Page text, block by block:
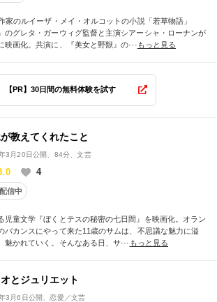
家のルイーザ・メイ・オルコットの小説「若草物語」
のグレタ・ガーウィグ監督と主演シアーシャ・ローナンが
画化。共演に、『美女と野獣』の··· もっと見る
【PR】30日間の無料体験を試す
教えてくれたこと
3月20日公開 、84分、文芸
4
配信中
児童文学『ぼくとテスの秘密の七日間』を映画化。オラン
バカンスにやって来た11歳のサムは、不思議な魅力に溢
かれていく。そんなある日、サ··· もっと見る
とジュリエット
3月6日公開 、恋愛／文芸